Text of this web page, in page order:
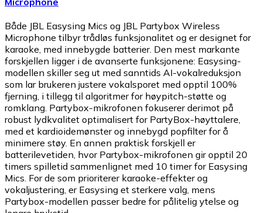
Både JBL Easysing Mics og JBL Partybox Wireless
Microphone tilbyr trådløs funksjonalitet og er designet for
karaoke, med innebygde batterier. Den mest markante
forskjellen ligger i de avanserte funksjonene: Easysing-
modellen skiller seg ut med sanntids AI-vokalreduksjon
som lar brukeren justere vokalsporet med opptil 100%
fjerning, i tillegg til algoritmer for høypitch-støtte og
romklang. Partybox-mikrofonen fokuserer derimot på
robust lydkvalitet optimalisert for PartyBox-høyttalere,
med et kardioidemønster og innebygd popfilter for å
minimere støy. En annen praktisk forskjell er
batterilevetiden, hvor Partybox-mikrofonen gir opptil 20
timers spilletid sammenlignet med 10 timer for Easysing
Mics. For de som prioriterer karaoke-effekter og
vokaljustering, er Easysing et sterkere valg, mens
Partybox-modellen passer bedre for pålitelig ytelse og